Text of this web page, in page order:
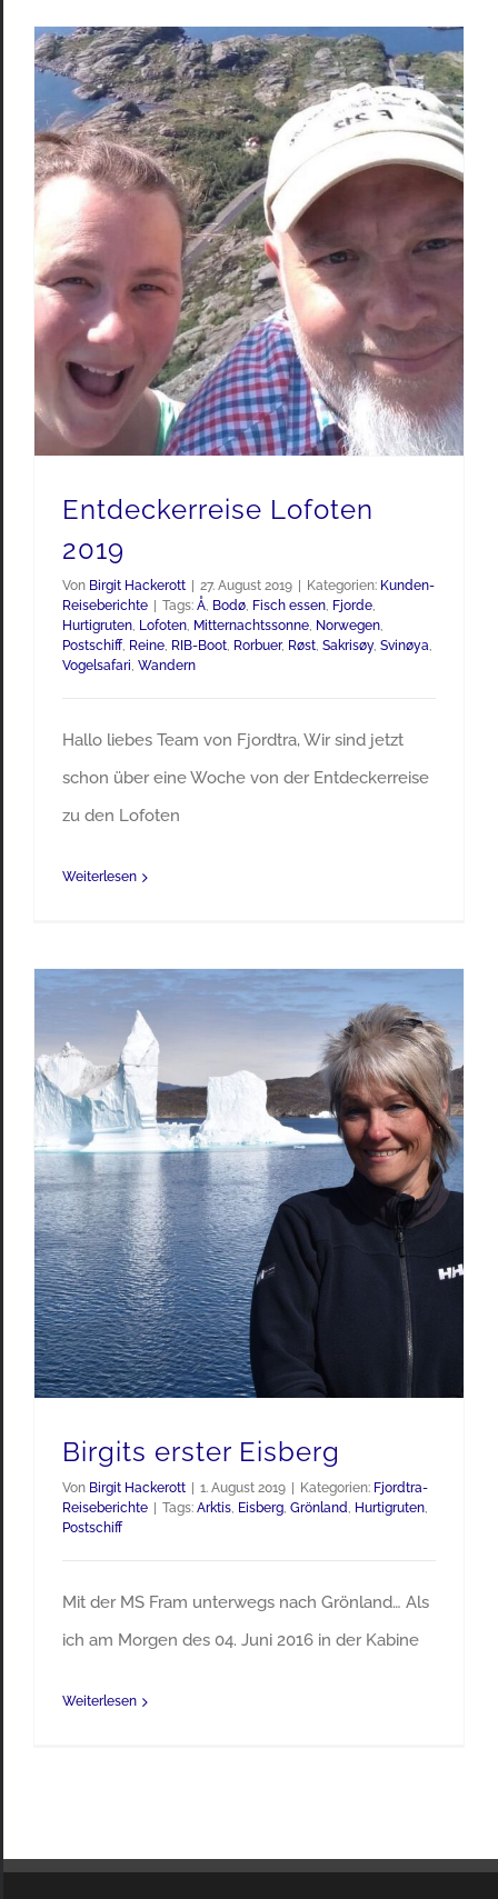
Entdeckerreise Lofoten
2019
Von Birgit Hackerott 27. August 2019 Kategorien: Kunden-
Reiseberichte
Tags: Å, Bodø, Fisch essen, Fjorde,
Hurtigruten, Lofoten, Mitternachtssonne, Norwegen,
Postschiff, Reine, RIB-Boot, Rorbuer, Røst, Sakrisøy, Svinøya,
Vogelsafari, Wandern
Hallo liebes Team von Fjordtra, Wir sind jetzt
schon über eine Woche von der Entdeckerreise
zu den Lofoten
Weiterlesen
Birgits erster Eisberg
Von Birgit Hackerott 1. August 2019 Kategorien: Fjordtra-
Reiseberichte
Tags: Arktis, Eisberg, Grönland, Hurtigruten,
Postschiff
Mit der MS Fram unterwegs nach Grönland… Als
ich am Morgen des 04. Juni 2016 in der Kabine
Weiterlesen